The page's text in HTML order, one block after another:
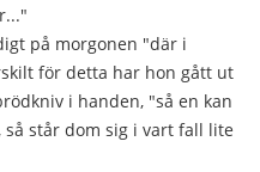
på morgonen "där i
för detta har hon gått ut
i handen, "så en kan
står dom sig i vart fall lite